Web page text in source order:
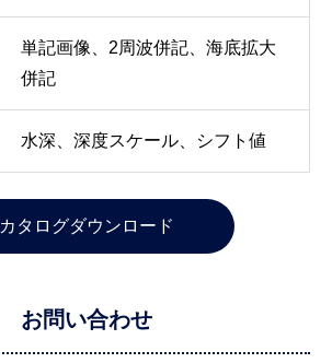
単記画像、2周波併記、海底拡大
併記
水深、深度スケール、シフト値
カタログダウンロード
お問い合わせ